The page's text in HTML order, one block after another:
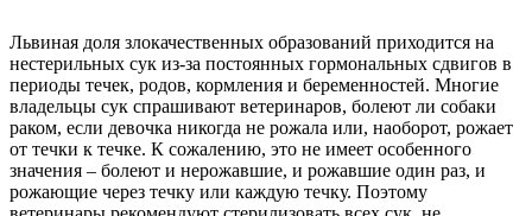
Львиная доля злокачественных образований приходится на
нестерильных сук из-за постоянных гормональных сдвигов в
периоды течек, родов, кормления и беременностей. Многие
владельцы сук спрашивают ветеринаров, болеют ли собаки
раком, если девочка никогда не рожала или, наоборот, рожает
от течки к течке. К сожалению, это не имеет особенного
значения – болеют и нерожавшие, и рожавшие один раз, и
рожающие через течку или каждую течку. Поэтому